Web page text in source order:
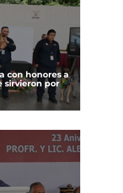
con honores a
sirvieron por